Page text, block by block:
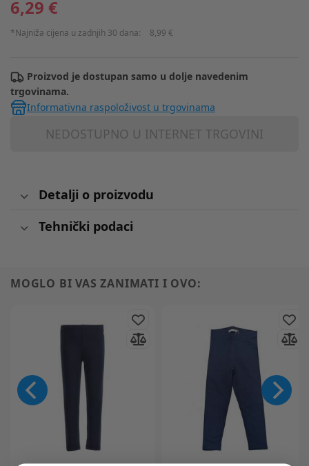
6,29 €
*Najniža cijena u zadnjih 30 dana: 8,99 €
Proizvod je dostupan samo u dolje navedenim
trgovinama.
Informativna raspoloživost u trgovinama
NEDOSTUPNO U INTERNET TRGOVINI
Detalji o proizvodu
Tehnički podaci
MOGLO BI VAS ZANIMATI I OVO: